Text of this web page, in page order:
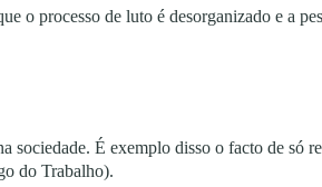
o processo de luto é desorganizado e a
sociedade. É exemplo disso o facto de só
do Trabalho).